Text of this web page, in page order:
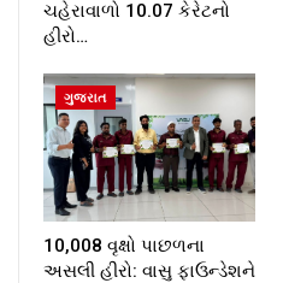
ચહેરાવાળો 10.07 કેરેટનો
હીરો…
ગુજરાત
10,008 વૃક્ષો પાછળના
અસલી હીરો: વાસુ ફાઉન્ડેશને